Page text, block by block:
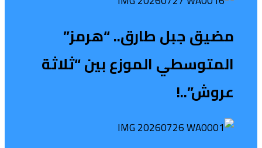
مضيق جبل طارق.. “هرمز”
المتوسطي الموزع بين “ثلاثة
عروش”..!